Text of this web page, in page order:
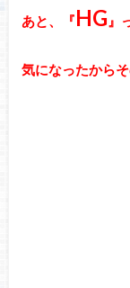
あと、『HG 』
気になったから